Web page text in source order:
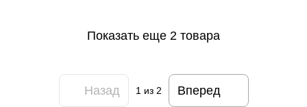
Показать еще 2 товара
Назад 1из 2 Вперед